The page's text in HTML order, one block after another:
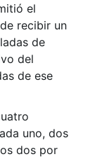
el
recibir un
de
del
de ese
uno, dos
dos por